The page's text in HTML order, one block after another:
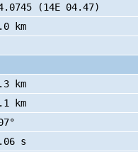
(14E 04.47)
km
km
km
s